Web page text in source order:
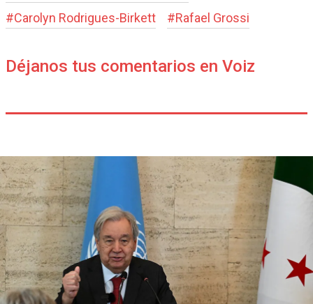
#Carolyn Rodrigues-Birkett #Rafael Grossi
Déjanos tus comentarios en Voiz